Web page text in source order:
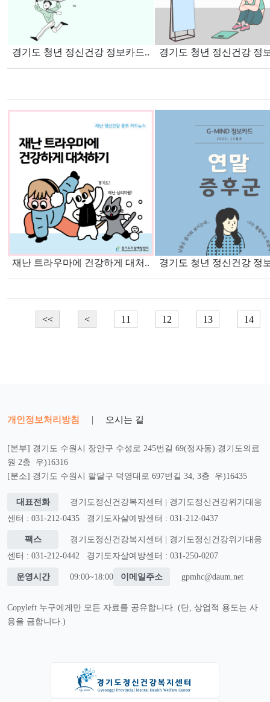
경기도 청년 정신건강 정보카드.. 경기도 청년 정신건강 정
재난 트라우마에 건강하게 대처.. 경기도 청년 정신건강 정
<< < 11 12 13 14
개인정보처리방침 | 오시는 길
[본부] 경기도 수원시 장안구 수성로 245번길 69(정자동) 경기도의료
원 2층 우)16316
[분소] 경기도 수원시 팔달구 덕영대로 697번길 34, 3층 우)16435
대표전화
경기도정신건강복지센터 | 경기도정신건강위기대응
센터 : 031-212-0435
경기도자살예방센터 : 031-212-0437
팩스
경기도정신건강복지센터 | 경기도정신건강위기대응
센터 : 031-212-0442
경기도자살예방센터 : 031-250-0207
운영시간 09:00~18:00 이메일주소 gpmhc@daum.net
Copyleft 누구에게만 모든 자료를 공유합니다. (단, 상업적 용도는 사
용을 금합니다.)